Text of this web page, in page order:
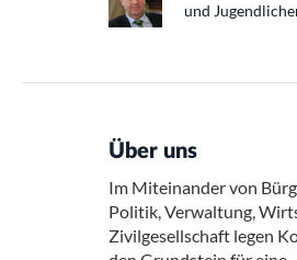
und
Über uns
Im Miteinander von
Politik, Verwaltung,
Zivilgesellschaft legen